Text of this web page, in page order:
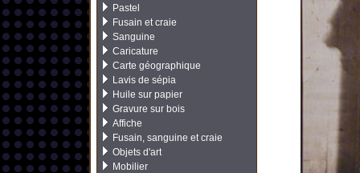
Pastel
Fusain et craie
Sanguine
Caricature
Carte géographique
Lavis de sépia
Huile sur papier
Gravure sur bois
Affiche
Fusain, sanguine et craie
Objets d'art
Mobilier